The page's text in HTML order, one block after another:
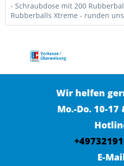
- Schraubdose mit 200
Rubberballs Xtreme - runden
Wir helfen
Mo.-Do. 10-17
E-